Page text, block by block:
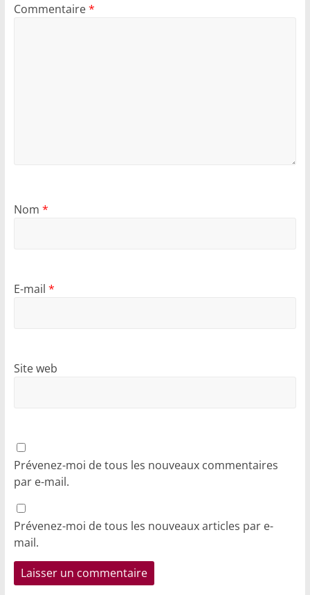
Commentaire*
Nom *
E-mail *
Site web
Prévenez-moi de tous les nouveaux commentaires
par e-mail.
Prévenez-moi de tous les nouveaux articles par e-
mail.